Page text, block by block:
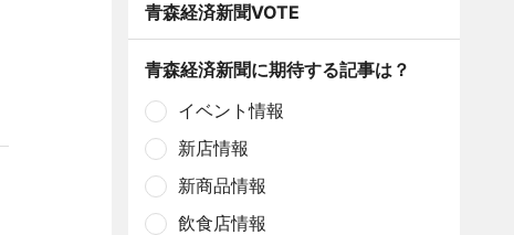
青森経済新聞VOTE
青森経済新聞に期待する記事は？
イベント情報
新店情報
新商品情報
飲食店情報